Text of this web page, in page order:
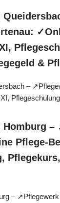
&
–
Homburg –
Pflege-
–